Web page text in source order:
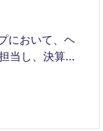
において、ヘ
当し、決算業
、新しいビジ
率化を推進で